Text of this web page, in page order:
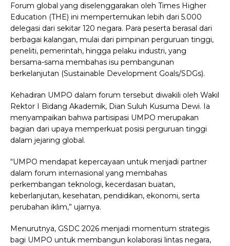
Forum global yang diselenggarakan oleh Times Higher
Education (THE) ini mempertemukan lebih dari 5.000
delegasi dari sekitar 120 negara. Para peserta berasal dari
berbagai kalangan, mulai dari pimpinan perguruan tinggi,
peneliti, pemerintah, hingga pelaku industri, yang
bersama-sama membahas isu pembangunan
berkelanjutan (Sustainable Development Goals/SDGs).
Kehadiran UMPO dalam forum tersebut diwakili oleh Wakil
Rektor I Bidang Akademik, Dian Suluh Kusuma Dewi. Ia
menyampaikan bahwa partisipasi UMPO merupakan
bagian dari upaya memperkuat posisi perguruan tinggi
dalam jejaring global.
“UMPO mendapat kepercayaan untuk menjadi partner
dalam forum internasional yang membahas
perkembangan teknologi, kecerdasan buatan,
keberlanjutan, kesehatan, pendidikan, ekonomi, serta
perubahan iklim,” ujarnya.
Menurutnya, GSDC 2026 menjadi momentum strategis
bagi UMPO untuk membangun kolaborasi lintas negara,